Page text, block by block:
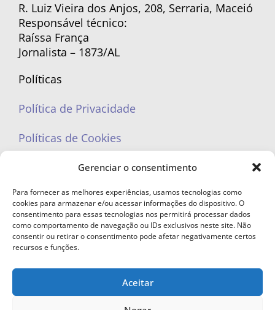
Gerenciar o consentimento
Para fornecer as melhores experiências, usamos tecnologias como
cookies para armazenar e/ou acessar informações do dispositivo. O
consentimento para essas tecnologias nos permitirá processar dados
como comportamento de navegação ou IDs exclusivos neste site. Não
consentir ou retirar o consentimento pode afetar negativamente certos
recursos e funções.
Aceitar
R. Luiz Vieira dos Anjos, 208, Serraria, Maceió
Responsável técnico:
Raíssa França
Jornalista – 1873/AL
Políticas
Política de Privacidade
Políticas de Cookies
portaleufemea@gmail.com
© Copyright 2023 - Todos os direitos reservados. Proibida cópia total ou
parcial sem autorização.